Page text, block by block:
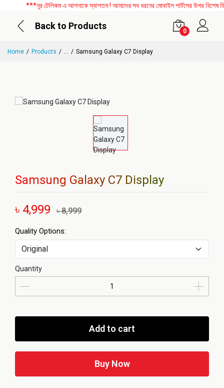
***নূর টেলিকম এ আপনাকে স্বাগতম ! আমাদের সব ধরনের মোবাইল পার্টসের উপর বিশেষ
Back to Products
0
Home Products ... Samsung Galaxy C7 Display
Samsung Galaxy C7 Display
৳ 4,999 ৳ 8,999
Quality Options:
Quantity
Add to cart
Buy Now